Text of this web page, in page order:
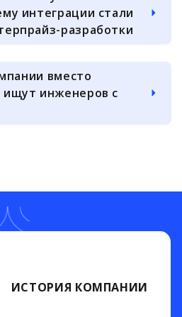
интеграции стали
разработки
вместо
ищут инженеров с
ИСТОРИЯ КОМПАНИИ